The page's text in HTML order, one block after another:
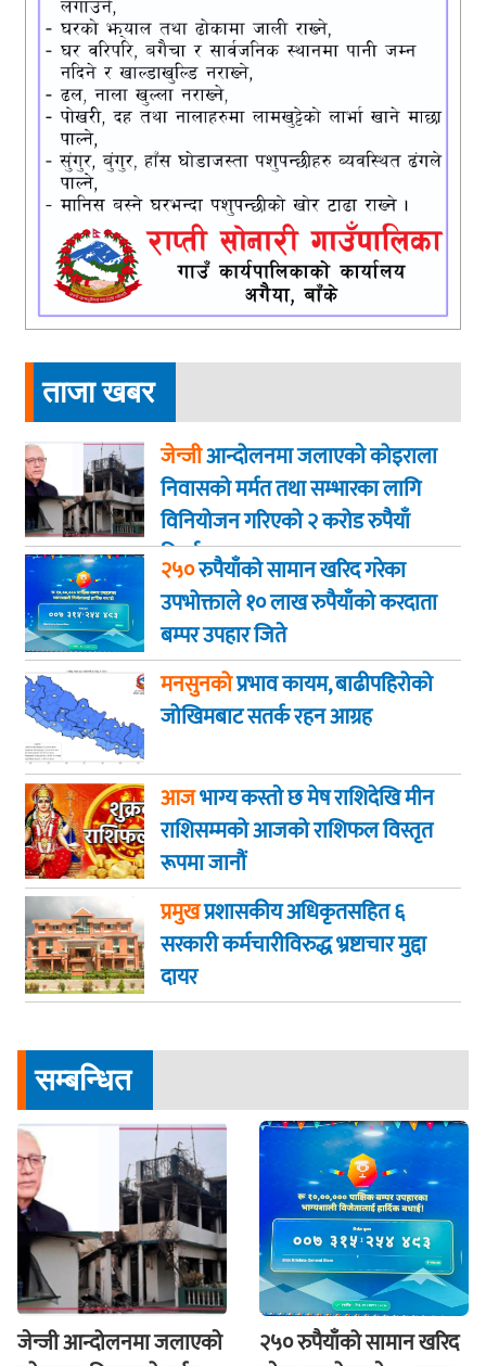
ताजा खबर
जेन्जीआन्दोलनमा जलाएकाे कोइराला
निवासको मर्मत तथा सम्भारका लागि
विनियोजन गरिएको २ करोड रुपैयाँ
फिर्ता
२५०रुपैयाँको सामान खरिद गरेका
उपभोक्ताले १० लाख रुपैयाँको करदाता
बम्पर उपहार जिते
मनसुनकोप्रभाव कायम, बाढीपहिरोको
जोखिमबाट सतर्क रहन आग्रह
आजभाग्य कस्ताे छ मेष राशिदेखि मीन
राशिसम्मको आजको राशिफल विस्तृत
रूपमा जानौं
प्रमुखप्रशासकीय अधिकृतसहित ६
सरकारी कर्मचारीविरुद्ध भ्रष्टाचार मुद्दा
दायर
सम्बन्धित
जेन्जी आन्दोलनमा जलाएकाे
२५० रुपैयाँको सामान खरिद